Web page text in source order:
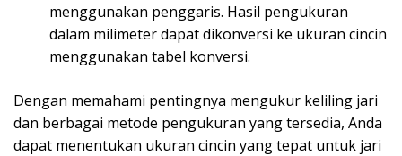
menggunakan penggaris. Hasil pengukuran
dalam milimeter dapat dikonversi ke ukuran cincin
menggunakan tabel konversi.
Dengan memahami pentingnya mengukur keliling jari
dan berbagai metode pengukuran yang tersedia, Anda
dapat menentukan ukuran cincin yang tepat untuk jari